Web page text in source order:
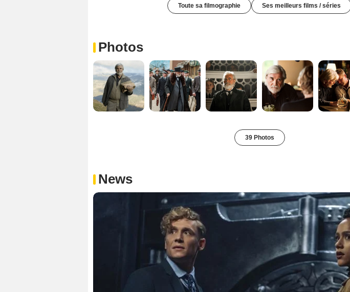
Toute sa filmographie Ses meilleurs films / séries
Photos
39 Photos
News